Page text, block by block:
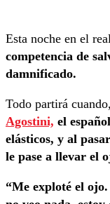
Esta noche en el
competencia de
damnificado.
Todo partirá
Agostini, el
elásticos, y al
le pase a llevar el
“Me exploté el